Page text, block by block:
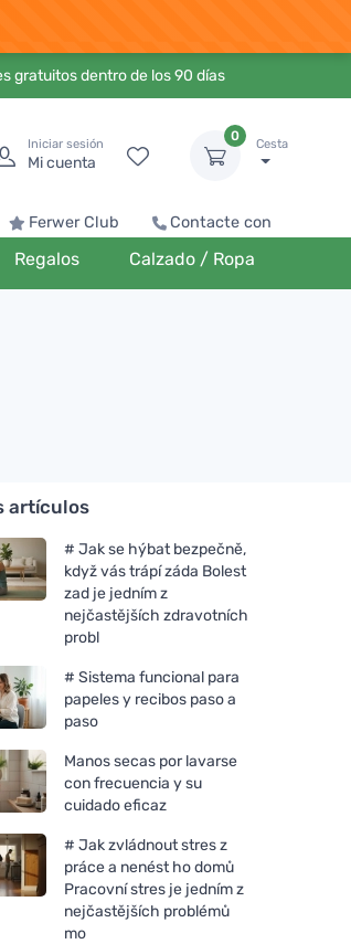
gratuitos dentro de los 90 días
Iniciar sesión
Mi cuenta
0
Cesta
Ferwer Club Contacte con
Regalos Calzado / Ropa
artículos
# Jak se hýbat bezpečně,
když vás trápí záda Bolest
zad je jedním z
nejčastějších zdravotních
probl
# Sistema funcional para
papeles y recibos paso a
paso
Manos secas por lavarse
con frecuencia y su
cuidado eficaz
# Jak zvládnout stres z
práce a nenést ho domů
Pracovní stres je jedním z
nejčastějších problémů
mo